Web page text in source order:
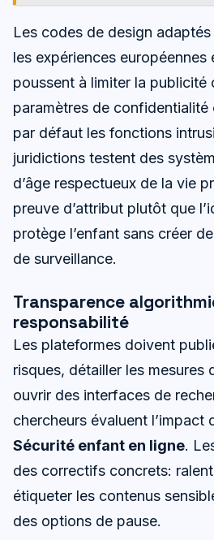
Les codes de design adaptés
les expériences européennes
poussent à limiter la publicité
paramètres de
par défaut les fonctions
juridictions testent des
d’âge respectueux de la vie
preuve d’attribut plutôt que
protège l’enfant sans créer
de surveillance.
Transparence
responsabilité
Les plateformes doivent
risques, détailler les mesures
ouvrir des interfaces de
chercheurs évaluent l’impact
Sécurité enfant en ligne.
des correctifs concrets:
étiqueter les contenus
des options de pause.